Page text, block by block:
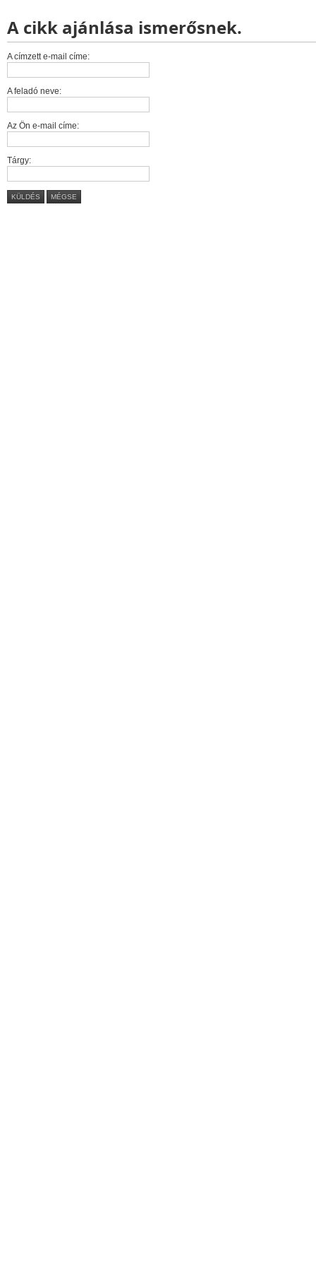
A cikk ajánlása ismerősnek.
A címzett e-mail címe:
A feladó neve:
Az Ön e-mail címe:
Tárgy:
KÜLDÉS MÉGSE